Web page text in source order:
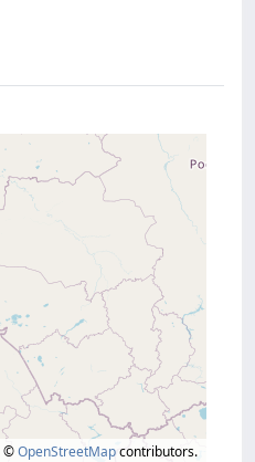
©OpenStreetMapcontributors.